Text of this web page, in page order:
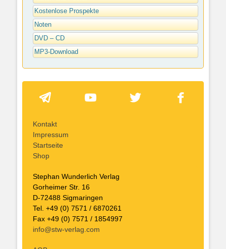
Kostenlose Prospekte
Noten
DVD – CD
MP3-Download
Kontakt
Impressum
Startseite
Shop
Stephan Wunderlich Verlag
Gorheimer Str. 16
D-72488 Sigmaringen
Tel. +49 (0) 7571 / 6870261
Fax +49 (0) 7571 / 1854997
info@stw-verlag.com